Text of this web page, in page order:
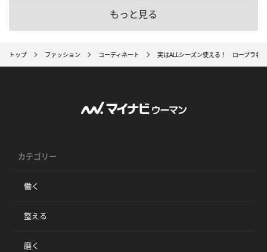
もっと見る
トップ ファッション コーディネート 実はALLシーズン使える！ ロープラ名
カテゴリー
働く
整える
磨く